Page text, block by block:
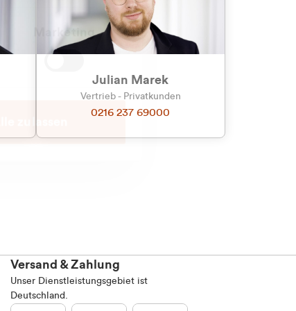
Marketing
Julian Marek
Vertrieb - Privatkunden
0216 237 69000
Versand & Zahlung
Unser Dienstleistungsgebiet ist
Deutschland.